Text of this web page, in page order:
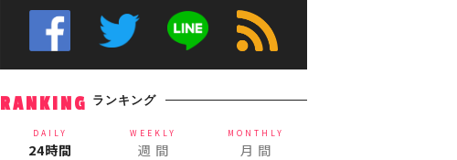
RANKING ランキング
DAILY
24時間
WEEKLY
週 間
MONTHLY
月 間